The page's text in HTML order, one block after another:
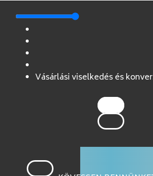
Vásárlási viselkedés és